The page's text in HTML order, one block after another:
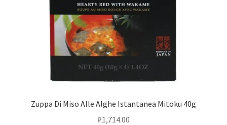
Zuppa Di Miso Alle Alghe Istantanea Mitoku 40g
₽1,714.00